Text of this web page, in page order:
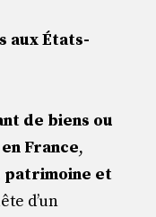
aux États-
de biens ou
France,
patrimoine et
d’un